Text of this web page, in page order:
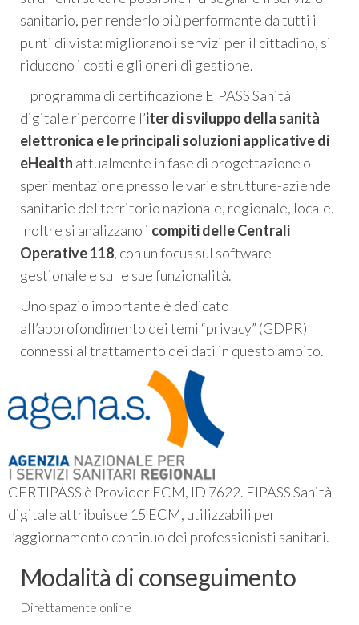
sanitario, per renderlo più performante da tutti i
punti di vista: migliorano i servizi per il cittadino, si
riducono i costi e gli oneri di gestione.
Il programma di certificazione EIPASS Sanità
digitale ripercorre l’iter di sviluppo della sanità
elettronica e le principali soluzioni applicative di
eHealth attualmente in fase di progettazione o
sperimentazione presso le varie strutture-aziende
sanitarie del territorio nazionale, regionale, locale.
Inoltre si analizzano i compiti delle Centrali
Operative 118, con un focus sul software
gestionale e sulle sue funzionalità.
Uno spazio importante è dedicato
all’approfondimento dei temi “privacy” (GDPR)
connessi al trattamento dei dati in questo ambito.
CERTIPASS è Provider ECM, ID 7622. EIPASS Sanità
digitale attribuisce 15 ECM, utilizzabili per
l’aggiornamento continuo dei professionisti sanitari.
Modalità di conseguimento
Direttamente online